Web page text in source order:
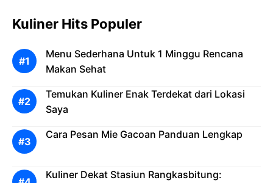
Kuliner Hits Populer
Menu Sederhana Untuk 1 Minggu Rencana
Makan Sehat
Temukan Kuliner Enak Terdekat dari Lokasi
Saya
Cara Pesan Mie Gacoan Panduan Lengkap
Kuliner Dekat Stasiun Rangkasbitung: